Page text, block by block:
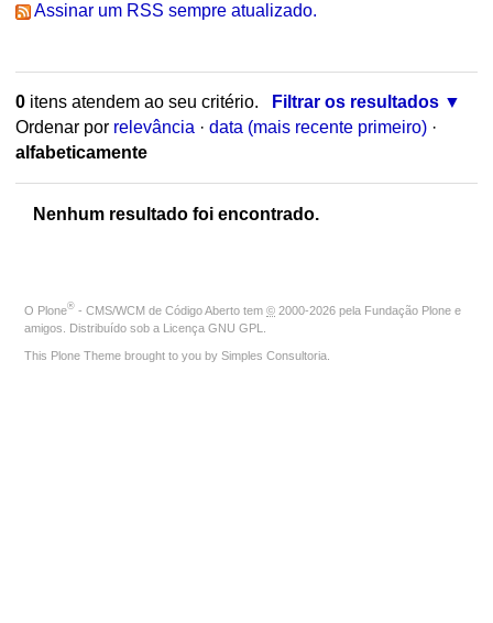
Assinar um RSS sempre atualizado.
0itens atendem ao seu critério.
Filtrar os resultados
Ordenar por relevância · data (mais recente primeiro) ·
alfabeticamente
Nenhum resultado foi encontrado.
O Plone® - CMS/WCM de Código Aberto tem © 2000-2026 pela Fundação Plone e
amigos. Distribuído sob a Licença GNU GPL
This Plone Theme brought to you by Simples Consultoria